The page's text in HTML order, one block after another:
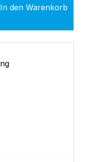
In den Warenkorb